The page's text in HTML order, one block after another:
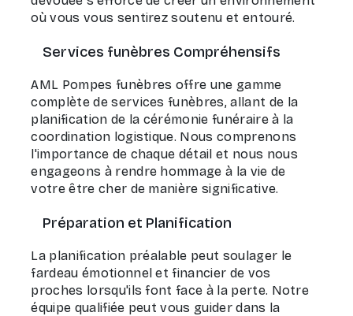
où vous vous sentirez soutenu et entouré.
Services funèbres Compréhensifs
AML Pompes funèbres offre une gamme
complète de services funèbres, allant de la
planification de la cérémonie funéraire à la
coordination logistique. Nous comprenons
l'importance de chaque détail et nous nous
engageons à rendre hommage à la vie de
votre être cher de manière significative.
Préparation et Planification
La planification préalable peut soulager le
fardeau émotionnel et financier de vos
proches lorsqu'ils font face à la perte. Notre
équipe qualifiée peut vous guider dans la